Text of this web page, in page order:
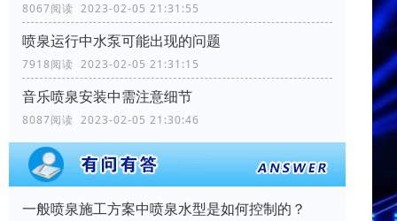
8067阅读 2023-02-05 21:31:55
喷泉运行中水泵可能出现的问题
7918阅读 2023-02-05 21:31:15
音乐喷泉安装中需注意细节
8087阅读 2023-02-05 21:30:46
一般喷泉施工方案中喷泉水型是如何控制的？